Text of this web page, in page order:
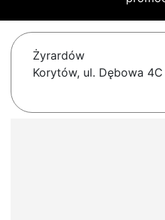
Żyrardów
Korytów, ul. Dębowa 4C